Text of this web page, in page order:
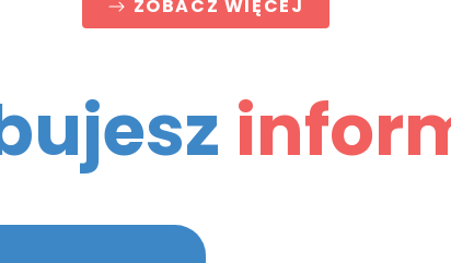
ZOBACZ WIĘCEJ